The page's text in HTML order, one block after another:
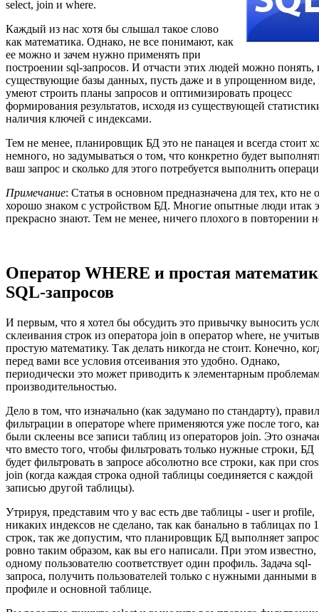
select, join и where.
Каждый из нас хотя бы слышал такое слово
как математика. Однако, не все понимают, как
ее можно и зачем нужно применять при
построении sql-запросов. И отчасти этих людей можно понять,
существующие базы данных, пусть даже и в упрощенном виде,
умеют строить планы запросов и оптимизировать процесс
формирования результатов, исходя из существующей
наличия ключей с индексами.
Тем не менее, планировщик БД это не панацея и всегда стоит
немного, но задумываться о том, что конкретно будет
ваш запрос и сколько для этого потребуется выполнить
Примечание: Статья в основном предназначена для тех, кто не
хорошо знаком с устройством БД. Многие опытные люди итак
прекрасно знают. Тем не менее, ничего плохого в повторении
Оператор WHERE и простая
SQL-запросов
И первым, что я хотел бы обсудить это привычку выносить
склеивания строк из оператора join в оператор where, не
простую математику. Так делать никогда не стоит. Конечно,
перед вами все условия отсеивания это удобно. Однако,
периодически это может приводить к элементарным
производительностью.
Дело в том, что изначально (как задумано по стандарту),
фильтрации в операторе where применяются уже после того,
были склеены все записи таблиц из операторов join. Это
что вместо того, чтобы фильтровать только нужные строки, БД
будет фильтровать в запросе абсолютно все строки, как при
join (когда каждая строка одной таблицы соединяется с каждой
записью другой таблицы).
Утрируя, представим что у вас есть две таблицы - user и profile,
никаких индексов не сделано, так как банально в таблицах по
строк, так же допустим, что планировщик БД выполняет запрос
ровно таким образом, как вы его написали. При этом известно,
одному пользователю соответствует один профиль. Задача sql-
запроса, получить пользователей только с нужными данными в
профиле и основной таблице.